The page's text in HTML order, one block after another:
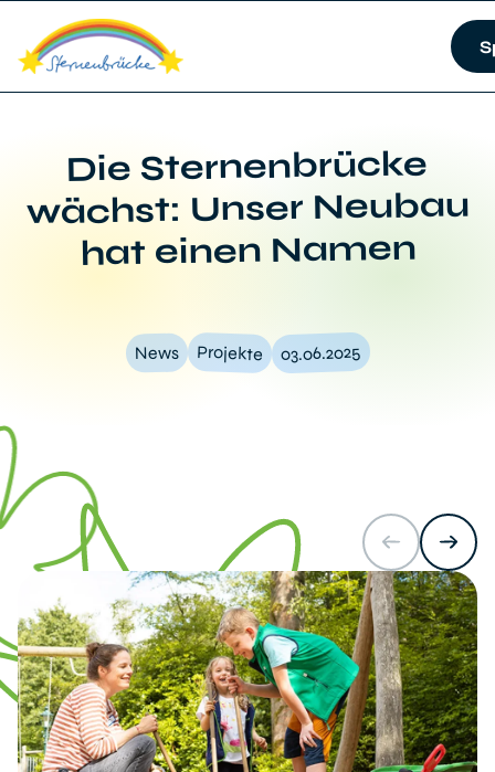
Die Sternenbrücke
wächst: Unser Neubau
hat einen Namen
News Projekte 03.06.2025